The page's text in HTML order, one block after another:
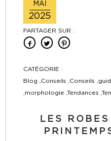
MAI
2025
PARTAGER SUR :
CATÉGORIE :
Blog ,Conseils ,Conseils
,morphologie ,Tendances
LES